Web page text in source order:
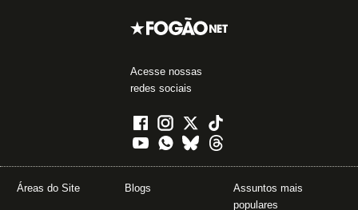
Acesse nossas
redes sociais
Áreas do Site Blogs
Assuntos mais
populares